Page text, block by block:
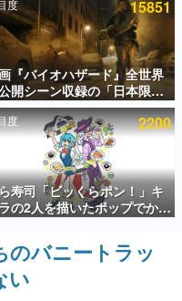
キング
ージビュー数万以上！ などな
電ファミ渾身の“殿堂入り”記
々に製作時のエピソードをお
ーム）とは何か？を探ってい
度 15851
『バイオハザード』全世界
開シーン収録の「日本限
予告映像が解禁。バイオの
8月10日）にあわせて、
クーンシティ総合病院」へ
く配達人の姿が披露
度 2200
寿司「ビッくらポン！」キ
の2人を描いたポップでかわ
コラボイラストが公開。コ
ツ&ステッカーがアソビシ
ム主催「Akaku展」にて販
のバニートラッ
い